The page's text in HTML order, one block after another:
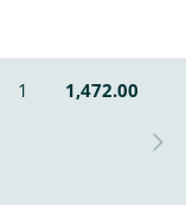
1 1,472.00